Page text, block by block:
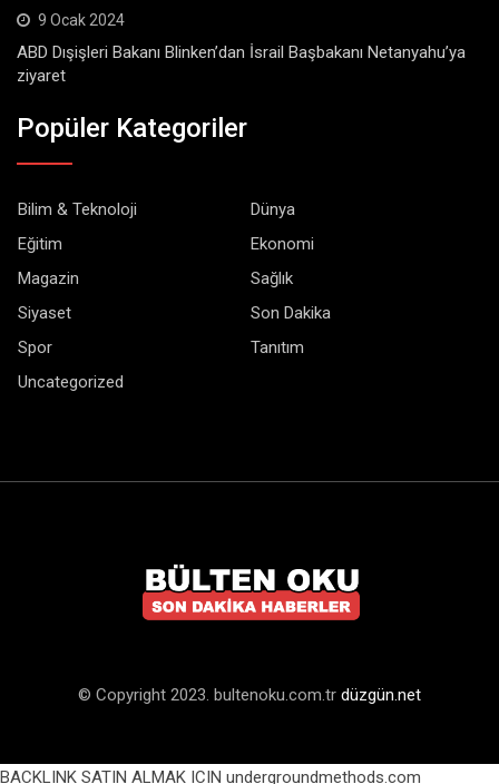
9 Ocak 2024
ABD Dışişleri Bakanı Blinken’dan İsrail Başbakanı Netanyahu’ya
ziyaret
Popüler Kategoriler
Bilim & Teknoloji
Dünya
Eğitim
Ekonomi
Magazin
Sağlık
Siyaset
Son Dakika
Spor
Tanıtım
Uncategorized
© Copyright 2023. bultenoku.com.tr düzgün.net
BACKLINK SATIN ALMAK ICIN undergroundmethods.com